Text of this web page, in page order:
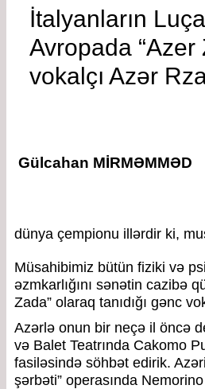
İtalyanların
Avropada “Azer
vokalçı Azər
Gülcahan MİRMƏMMƏD
dünya çempionu illərdir ki,
Müsahibimiz bütün fiziki və
əzmkarlığını sənətin cazibə
Zada” olaraq tanıdığı gənc
Azərlə onun bir neçə il öncə
və Balet Teatrında Cakomo
fasiləsində söhbət edirik.
şərbəti” operasında